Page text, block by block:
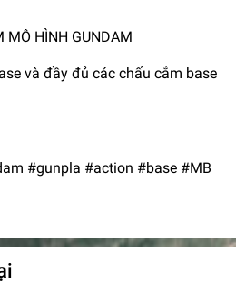
MÔ HÌNH GUNDAM
và đầy đủ các chấu cắm base
#gunpla #action #base #MB